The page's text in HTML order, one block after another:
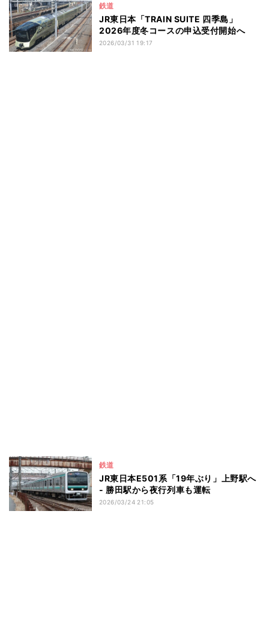
鉄道
JR東日本「TRAIN SUITE 四季島」
2026年度冬コースの申込受付開始へ
2026/03/31 19:17
鉄道
JR東日本E501系「19年ぶり」上野駅へ
- 勝田駅から夜行列車も運転
2026/03/24 21:05